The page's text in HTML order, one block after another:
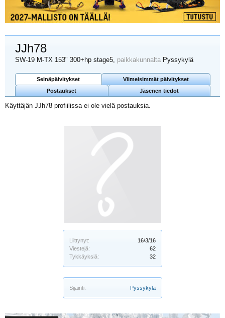
Liittynyt:
16/3/16
Viestejä:
62
Tykkäyksiä:
32
Sijainti: Pyssykylä
JJh78
SW-19 M-TX 153" 300+hp stage5 paikkakunnalta Pyssykylä
Seinäpäivitykset
Viimeisimmät päivitykset
Postaukset
Jäsenen tiedot
Käyttäjän JJh78 profiilissa ei ole vielä postauksia.